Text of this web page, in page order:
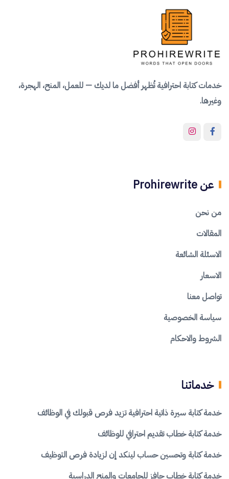
خدمات كتابة احترافية تُظهر أفضل ما لديك — للعمل، المنح، الهجرة،
وغيرها.
عن Prohirewrite
من نحن
المقالات
الاسئلة الشائعة
الاسعار
تواصل معنا
سياسة الخصوصية
الشروط والاحكام
خدماتنا
خدمة كتابة سيرة ذاتية احترافية تزيد فرص قبولك في الوظائف
خدمة كتابة خطاب تقديم احترافي للوظائف
خدمة كتابة وتحسين حساب لينكد إن لزيادة فرص التوظيف
خدمة كتابة خطاب حافز للجامعات والمنح الدراسية